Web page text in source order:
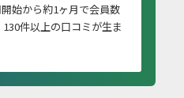
始から約1ヶ月で会員数
件以上の口コミが生ま